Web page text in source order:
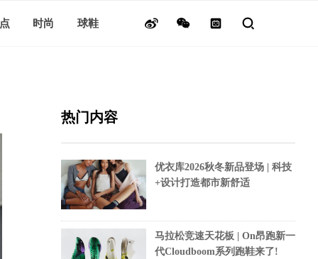
时尚 球鞋
热门内容
优衣库2026秋冬新品登场 | 科技
+设计打造都市新舒适
马拉松竞速天花板 | On昂跑新一
代Cloudboom系列跑鞋来了!